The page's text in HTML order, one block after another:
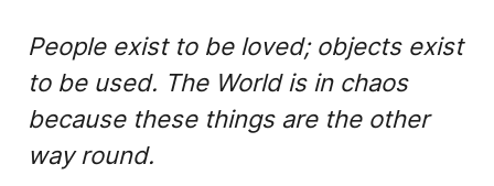
People exist to be loved; objects exist
to be used. The World is in chaos
because these things are the other
way round.